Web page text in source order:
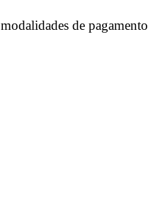
modalidades de pagamento